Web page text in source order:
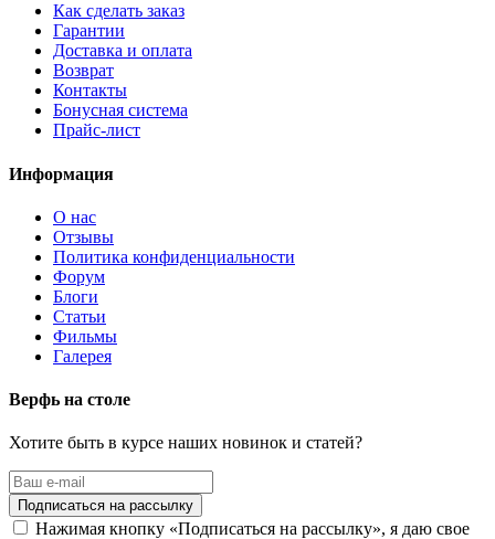
Как сделать заказ
Гарантии
Доставка и оплата
Возврат
Контакты
Бонусная система
Прайс-лист
Информация
О нас
Отзывы
Политика конфиденциальности
Форум
Блоги
Статьи
Фильмы
Галерея
Верфь на столе
Хотите быть в курсе наших новинок и статей?
Нажимая кнопку «Подписаться на рассылку», я даю свое